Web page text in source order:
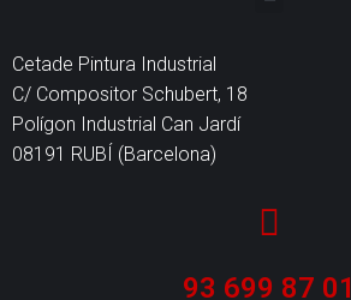
Cetade Pintura Industrial
C/ Compositor Schubert, 18
Polígon Industrial Can Jardí
08191 RUBÍ (Barcelona)
93 699 87 01